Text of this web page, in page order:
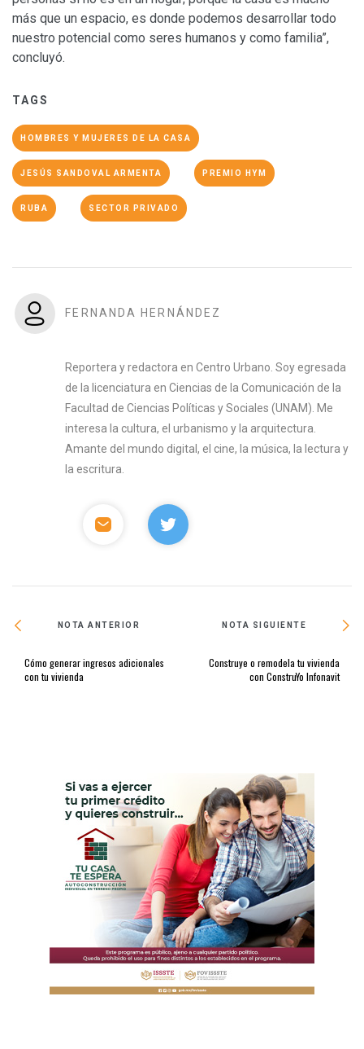
más que un espacio, es donde podemos desarrollar todo
nuestro potencial como seres humanos y como familia”,
concluyó.
TAGS
HOMBRES Y MUJERES DE LA CASA
JESÚS SANDOVAL ARMENTA PREMIO HYM
RUBA SECTOR PRIVADO
FERNANDA HERNÁNDEZ
Reportera y redactora en Centro Urbano. Soy egresada
de la licenciatura en Ciencias de la Comunicación de la
Facultad de Ciencias Políticas y Sociales (UNAM). Me
interesa la cultura, el urbanismo y la arquitectura.
Amante del mundo digital, el cine, la música, la lectura y
la escritura.
NOTA ANTERIOR
Cómo generar ingresos adicionales
con tu vivienda
NOTA SIGUIENTE
Construye o remodela tu vivienda
con ConstruYo Infonavit